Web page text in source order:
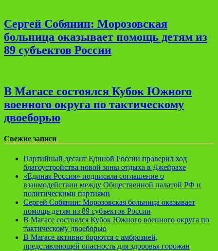
Сергей Собянин: Морозовская
больница оказывает помощь детям из
89 субъектов России
В Магасе состоялся Кубок Южного
военного округа по тактическому
двоеборью
Свежие записи
Партийный десант Единой России проверил ход
благоустройства новой зоны отдыха в Джейрахе
«Единая Россия» подписала соглашение о
взаимодействии между Общественной палатой РФ и
политическими партиями
Сергей Собянин: Морозовская больница оказывает
помощь детям из 89 субъектов России
В Магасе состоялся Кубок Южного военного округа по
тактическому двоеборью
В Магасе активно борются с амброзией,
представляющей опасность для здоровья горожан